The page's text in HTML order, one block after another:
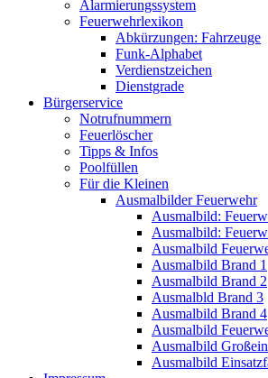
Alarmierungssystem
Feuerwehrlexikon
Abkürzungen: Fahrzeuge
Funk-Alphabet
Verdienstzeichen
Dienstgrade
Bürgerservice
Notrufnummern
Feuerlöscher
Tipps & Infos
Poolfüllen
Für die Kleinen
Ausmalbilder Feuerwehr
Ausmalbild:
Ausmalbild:
Ausmalbild
Ausmalbild Brand 1
Ausmalbild Brand 2
Ausmalbld Brand 3
Ausmalbild Brand 4
Ausmalbild
Ausmalbild
Ausmalbild